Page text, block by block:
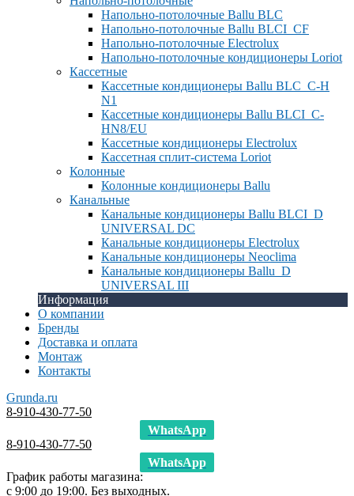
Напольно-потолочные Ballu BLC
Напольно-потолочные Ballu BLCI_CF
Напольно-потолочные Electrolux
Напольно-потолочные кондиционеры Loriot
Кассетные
Кассетные кондиционеры Ballu BLC_C-H
N1
Кассетные кондиционеры Ballu BLCI_C-
HN8/EU
Кассетные кондиционеры Electrolux
Кассетная сплит-система Loriot
Колонные
Колонные кондиционеры Ballu
Канальные
Канальные кондиционеры Ballu BLCI_D
UNIVERSAL DC
Канальные кондиционеры Electrolux
Канальные кондиционеры Neoclima
Канальные кондиционеры Ballu_D
UNIVERSAL III
Информация
О компании
Бренды
Доставка и оплата
Монтаж
Контакты
Grunda.ru
8-910-430-77-50
WhatsApp
8-910-430-77-50
WhatsApp
График работы магазина:
с 9:00 до 19:00. Без выходных.